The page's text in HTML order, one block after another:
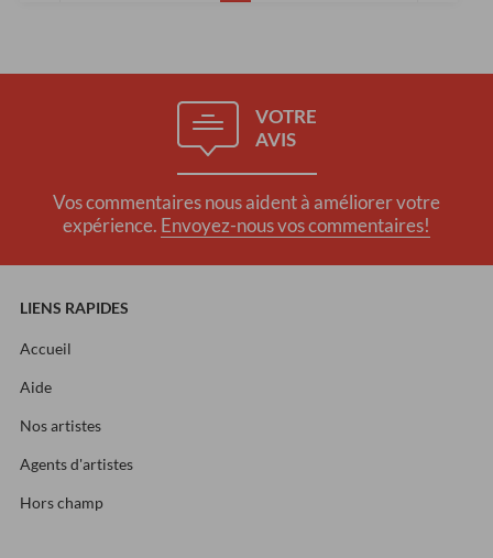
VOTRE
AVIS
Vos commentaires nous aident à améliorer votre
expérience. Envoyez-nous vos commentaires!
LIENS RAPIDES
Accueil
Aide
Nos artistes
Agents d'artistes
Hors champ